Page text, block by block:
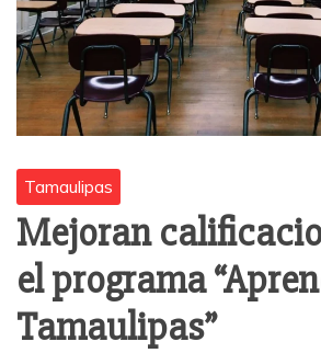
Tamaulipas
Mejoran
el programa
Tamaulipas”